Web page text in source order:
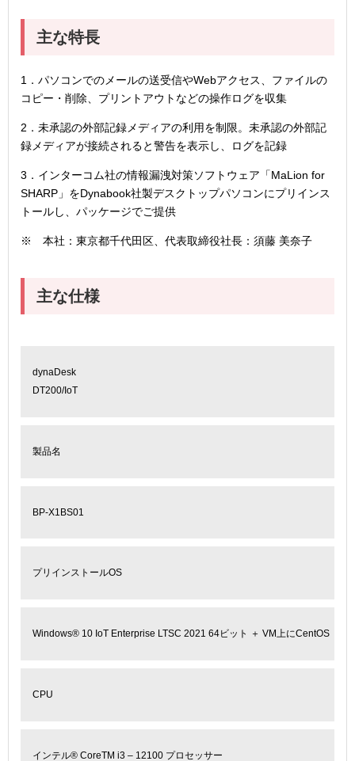
主な特長
1．パソコンでのメールの送受信やWebアクセス、ファイルの
コピー・削除、プリントアウトなどの操作ログを収集
2．未承認の外部記録メディアの利用を制限。未承認の外部記
録メディアが接続されると警告を表示し、ログを記録
3．インターコム社の情報漏洩対策ソフトウェア「MaLion for
SHARP」をDynabook社製デスクトップパソコンにプリインス
トールし、パッケージでご提供
※ 本社：東京都千代田区、代表取締役社長：須藤 美奈子
主な仕様
dynaDesk
DT200/IoT
製品名
BP-X1BS01
プリインストールOS
Windows® 10 IoT Enterprise LTSC 2021 64ビット ＋ VM上にCentOS
CPU
インテル® CoreTM i3 – 12100 プロセッサー